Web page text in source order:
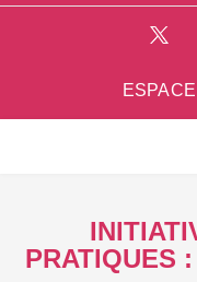
PRATIQUES